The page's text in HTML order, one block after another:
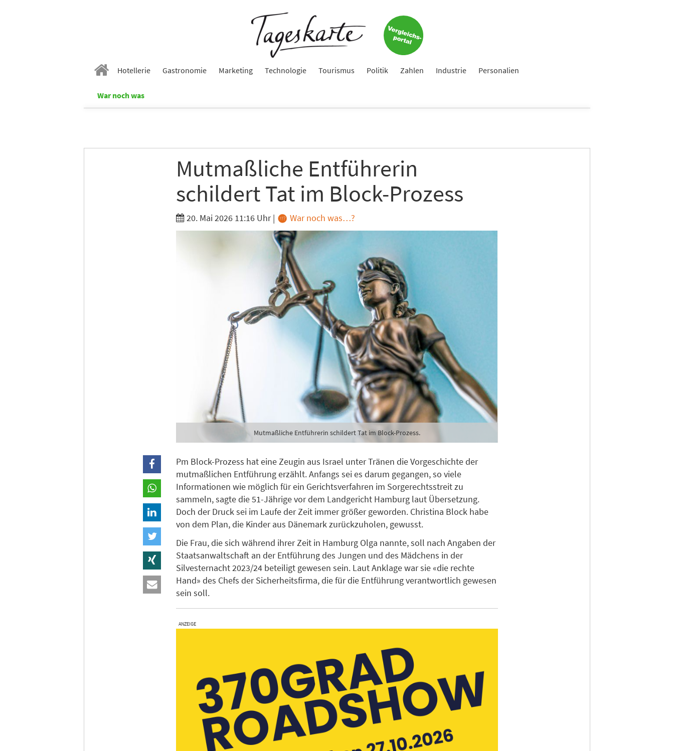
Hotellerie Gastronomie Marketing Technologie Tourismus Politik Zahlen Industrie Personalien
War noch was
Mutmaßliche Entführerin
schildert Tat im Block-Prozess
20. Mai 2026 11:16 Uhr| War noch was…?
Mutmaßliche Entführerin schildert Tat im Block-Prozess.
Pm Block-Prozess hat eine Zeugin aus Israel unter Tränen die Vorgeschichte der
mutmaßlichen Entführung erzählt. Anfangs sei es darum gegangen, so viele
Informationen wie möglich für ein Gerichtsverfahren im Sorgerechtsstreit zu
sammeln, sagte die 51-Jährige vor dem Landgericht Hamburg laut Übersetzung.
Doch der Druck sei im Laufe der Zeit immer größer geworden. Christina Block habe
von dem Plan, die Kinder aus Dänemark zurückzuholen, gewusst.
Die Frau, die sich während ihrer Zeit in Hamburg Olga nannte, soll nach Angaben der
Staatsanwaltschaft an der Entführung des Jungen und des Mädchens in der
Silvesternacht 2023/24 beteiligt gewesen sein. Laut Anklage war sie «die rechte
Hand» des Chefs der Sicherheitsfirma, die für die Entführung verantwortlich gewesen
sein soll.
ANZEIGE